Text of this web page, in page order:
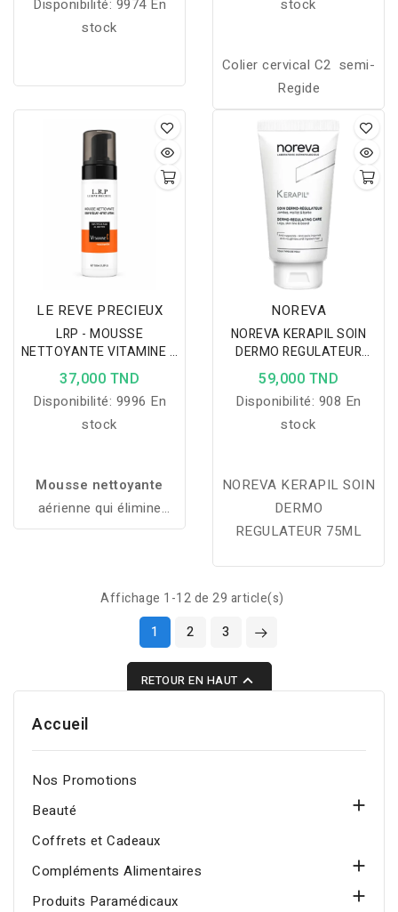
Disponibilité: 9974 En
stock
stock
Colier cervical C2 semi-
Regide
LE REVE PRECIEUX
LRP - MOUSSE
NETTOYANTE VITAMINE C
150ML
37,000 TND
Disponibilité: 9996 En
stock
Mousse nettoyante
aérienne qui élimine
maquillage, sébum et
un micro-peeling doux
pour un effet peau neuve.
NOREVA
NOREVA KERAPIL SOIN
DERMO REGULATEUR
75ML
59,000 TND
Disponibilité: 908 En
stock
NOREVA KERAPIL SOIN
DERMO
REGULATEUR 75ML
Affichage 1-12 de 29 article(s)
1
2 3
RETOUR EN HAUT 
Accueil
Nos Promotions
Beauté

Coffrets et Cadeaux
Compléments Alimentaires

Produits Paramédicaux
